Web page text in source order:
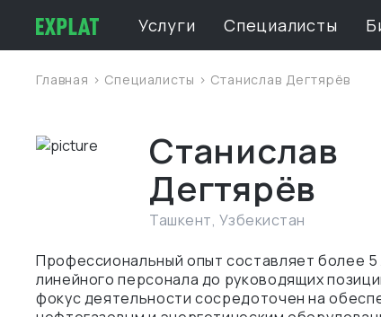
Услуги Специалисты
Главная > Специалисты > Станислав Дегтярёв
Станислав
Дегтярёв
Ташкент, Узбекистан
Профессиональный опыт составляет более
линейного персонала до руководящих
фокус деятельности сосредоточен на